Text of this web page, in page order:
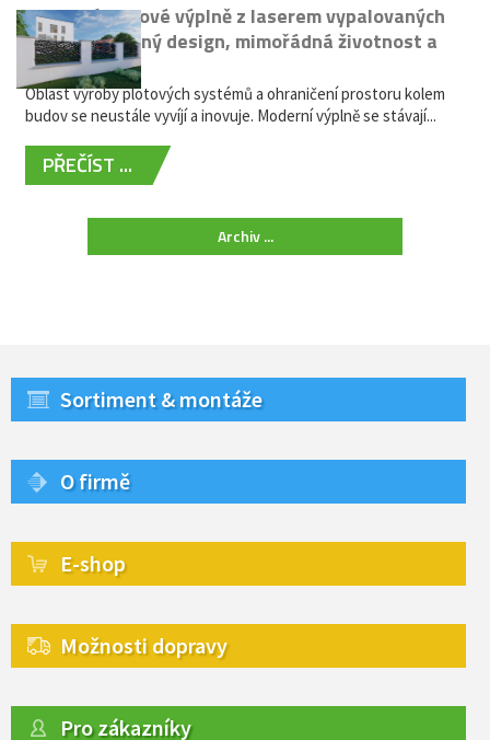
Moderní plotové výplně z laserem vypalovaných
kovů: výjimečný design, mimořádná životnost a
žádná údržba
Oblast výroby plotových systémů a ohraničení prostoru kolem
budov se neustále vyvíjí a inovuje. Moderní výplně se stávají...
PŘEČÍST ...
Archiv ...
Sortiment & montáže
O firmě
E-shop
Možnosti dopravy
Pro zákazníky